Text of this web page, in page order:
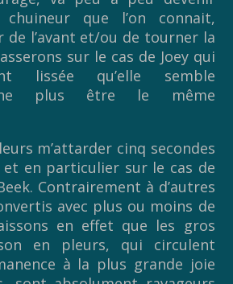
chuineur que l’on connait,
de l’avant et/ou de tourner la
sur le cas de Joey qui
lissée qu’elle semble
ne plus être le même
m’attarder cinq secondes
en particulier sur le cas de
Contrairement à d’autres
avec plus ou moins de
en effet que les gros
en pleurs, qui circulent
à la plus grande joie